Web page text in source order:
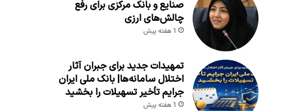
صنایع و بانک مرکزی برای رفع
چالش‌های ارزی
1 هفته پیش
تمهیدات جدید برای جبران آثار
اختلال سامانه‌ها| بانک ملی ایران
جرایم تأخیر تسهیلات را بخشید
1 هفته پیش